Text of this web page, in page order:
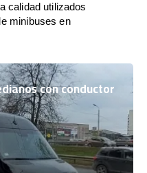
calidad utilizados
minibuses en
con conductor